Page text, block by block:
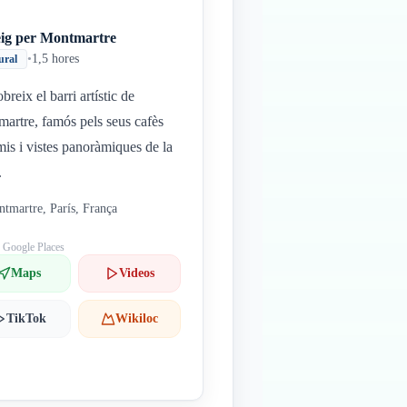
per Montmartre
•1,5 hores
el barri artístic de
famós pels seus cafès
i vistes panoràmiques de la
París, França
Google Places
Maps Videos
TikTok Wikiloc